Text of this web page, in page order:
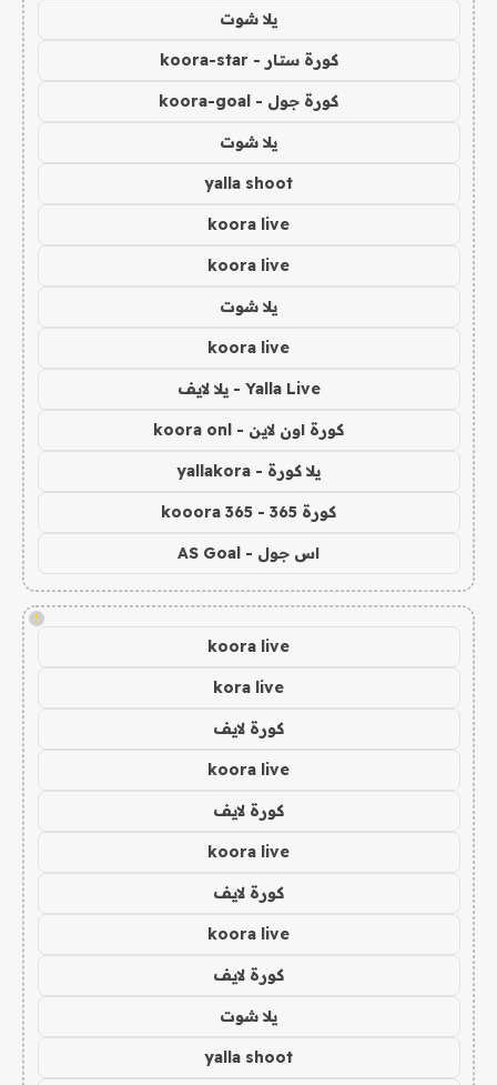
يلا شوت
كورة ستار - koora-star
كورة جول - koora-goal
يلا شوت
yalla shoot
koora live
koora live
يلا شوت
koora live
Yalla Live - يلا لايف
كورة اون لاين - koora onl
يلا كورة - yallakora
كورة 365 - kooora 365
اس جول - AS Goal
!
koora live
kora live
كورة لايف
koora live
كورة لايف
koora live
كورة لايف
koora live
كورة لايف
يلا شوت
yalla shoot